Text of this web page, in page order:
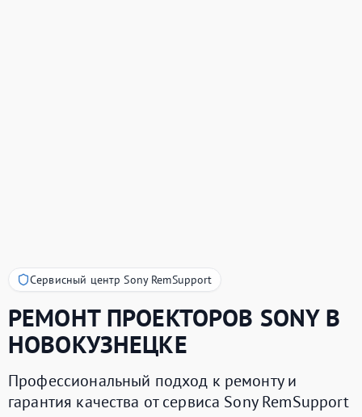
Сервисный центр Sony RemSupport
РЕМОНТ ПРОЕКТОРОВ SONYВ
НОВОКУЗНЕЦКЕ
Профессиональный подход к ремонту и
гарантия качества от сервиса Sony RemSupport